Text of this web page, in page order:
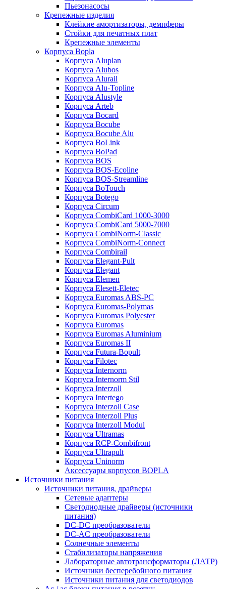
Пьезонасосы
Крепежные изделия
Клейкие амортизаторы, демпферы
Стойки для печатных плат
Крепежные элементы
Корпуса Bopla
Корпуса Aluplan
Корпуса Alubos
Корпуса Alurail
Корпуса Alu-Topline
Корпуса Alustyle
Корпуса Arteb
Корпуса Bocard
Корпуса Bocube
Корпуса Bocube Alu
Корпуса BoLink
Корпуса BoPad
Корпуса BOS
Корпуса BOS-Ecoline
Корпуса BOS-Streamline
Корпуса BoTouch
Корпуса Botego
Корпуса Circum
Корпуса CombiCard 1000-3000
Корпуса CombiCard 5000-7000
Корпуса CombiNorm-Classic
Корпуса CombiNorm-Connect
Корпуса Combirail
Корпуса Elegant-Pult
Корпуса Elegant
Корпуса Elemen
Корпуса Elesett-Eletec
Корпуса Euromas ABS-PC
Корпуса Euromas-Polymas
Корпуса Euromas Polyester
Корпуса Euromas
Корпуса Euromas Aluminium
Корпуса Euromas II
Корпуса Futura-Bopult
Корпуса Filotec
Корпуса Internorm
Корпуса Internorm Stil
Корпуса Interzoll
Корпуса Intertego
Корпуса Interzoll Case
Корпуса Interzoll Plus
Корпуса Interzoll Modul
Корпуса Ultramas
Корпуса RCP-Combifront
Корпуса Ultrapult
Корпуса Uninorm
Аксессуары корпусов BOPLA
Источники питания
Источники питания, драйверы
Сетевые адаптеры
Светодиодные драйверы (источники
питания)
DC-DC преобразователи
DC-AC преобразователи
Солнечные элементы
Стабилизаторы напряжения
Лабораторные автотрансформаторы (ЛАТР)
Источники бесперебойного питания
Источники питания для светодиодов